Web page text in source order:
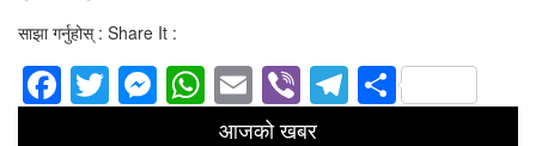
साझा गर्नुहोस् : Share It :
Facebook
Twitter
Messenger
WhatsApp
EmailViberTelegram
Share
आजको खबर